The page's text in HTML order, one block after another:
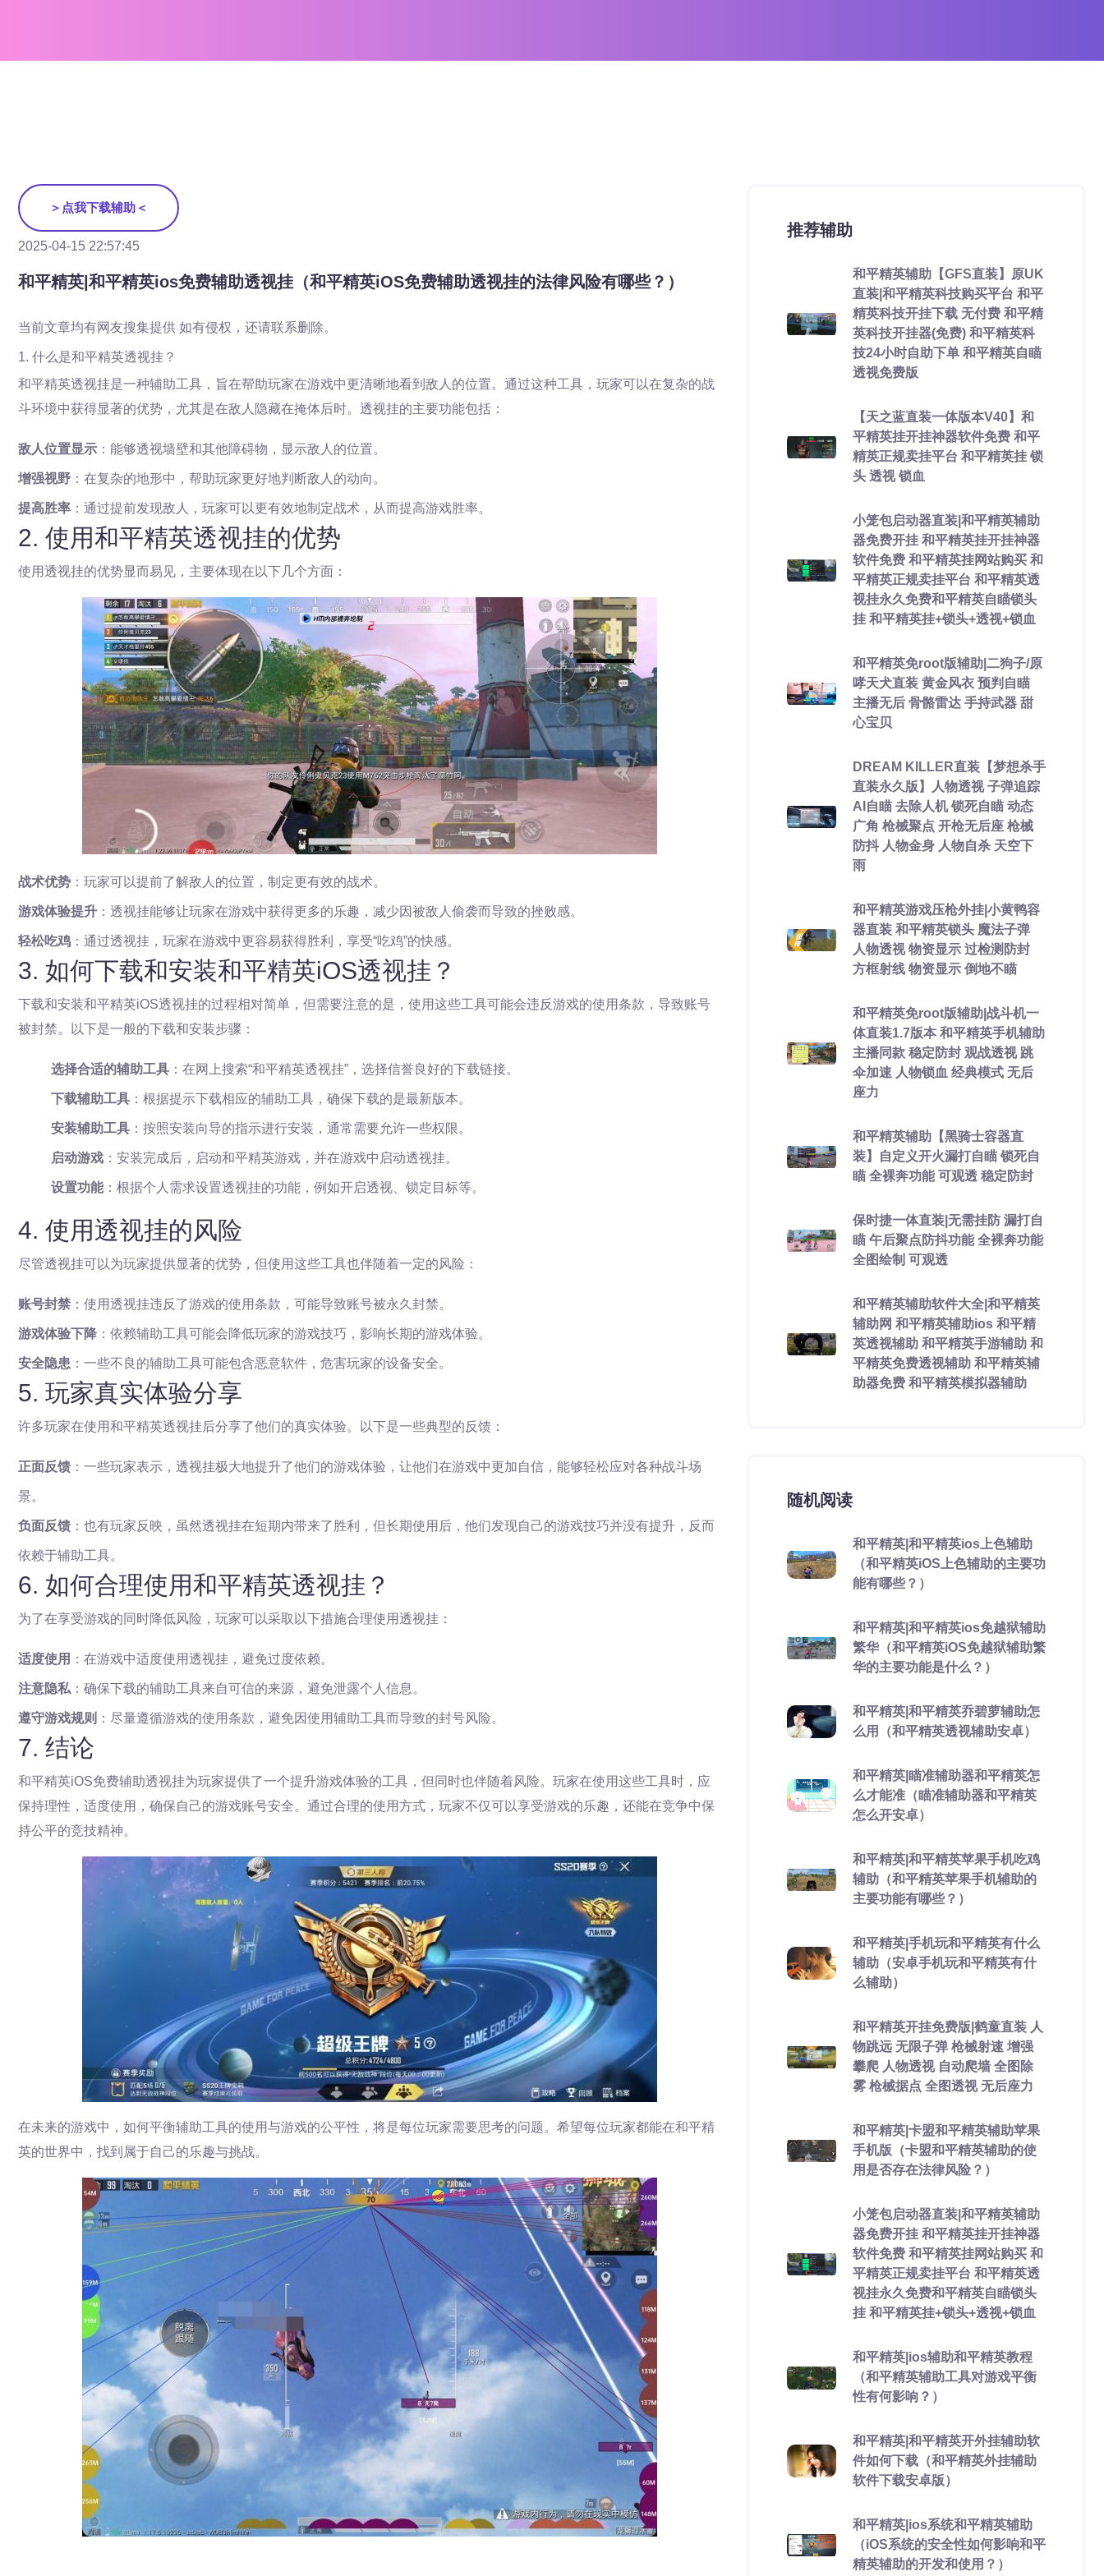
＞点我下载辅助＜
2025-04-15 22:57:45
和平精英|和平精英ios免费辅助透视挂（和平精英iOS免费辅助透视挂的法律风险有哪些？）
当前文章均有网友搜集提供 如有侵权，还请联系删除。
1. 什么是和平精英透视挂？
和平精英透视挂是一种辅助工具，旨在帮助玩家在游戏中更清晰地看到敌人的位置。通过这种工具，玩家可以在复杂的战
斗环境中获得显著的优势，尤其是在敌人隐藏在掩体后时。透视挂的主要功能包括：
敌人位置显示 ：能够透视墙壁和其他障碍物，显示敌人的位置。
增强视野 ：在复杂的地形中，帮助玩家更好地判断敌人的动向。
提高胜率 ：通过提前发现敌人，玩家可以更有效地制定战术，从而提高游戏胜率。
2. 使用和平精英透视挂的优势
使用透视挂的优势显而易见，主要体现在以下几个方面：
战术优势 ：玩家可以提前了解敌人的位置，制定更有效的战术。
游戏体验提升 ：透视挂能够让玩家在游戏中获得更多的乐趣，减少因被敌人偷袭而导致的挫败感。
轻松吃鸡 ：通过透视挂，玩家在游戏中更容易获得胜利，享受“吃鸡”的快感。
3. 如何下载和安装和平精英iOS透视挂？
下载和安装和平精英iOS透视挂的过程相对简单，但需要注意的是，使用这些工具可能会违反游戏的使用条款，导致账号
被封禁。以下是一般的下载和安装步骤：
选择合适的辅助工具 ：在网上搜索“和平精英透视挂”，选择信誉良好的下载链接。
下载辅助工具 ：根据提示下载相应的辅助工具，确保下载的是最新版本。
安装辅助工具 ：按照安装向导的指示进行安装，通常需要允许一些权限。
启动游戏 ：安装完成后，启动和平精英游戏，并在游戏中启动透视挂。
设置功能：根据个人需求设置透视挂的功能，例如开启透视、锁定目标等。
4. 使用透视挂的风险
尽管透视挂可以为玩家提供显著的优势，但使用这些工具也伴随着一定的风险：
账号封禁 ：使用透视挂违反了游戏的使用条款，可能导致账号被永久封禁。
游戏体验下降 ：依赖辅助工具可能会降低玩家的游戏技巧，影响长期的游戏体验。
安全隐患 ：一些不良的辅助工具可能包含恶意软件，危害玩家的设备安全。
5. 玩家真实体验分享
许多玩家在使用和平精英透视挂后分享了他们的真实体验。以下是一些典型的反馈：
正面反馈 ：一些玩家表示，透视挂极大地提升了他们的游戏体验，让他们在游戏中更加自信，能够轻松应对各种战斗场
景。
负面反馈 ：也有玩家反映，虽然透视挂在短期内带来了胜利，但长期使用后，他们发现自己的游戏技巧并没有提升，反而
依赖于辅助工具。
6. 如何合理使用和平精英透视挂？
为了在享受游戏的同时降低风险，玩家可以采取以下措施合理使用透视挂：
适度使用 ：在游戏中适度使用透视挂，避免过度依赖。
注意隐私 ：确保下载的辅助工具来自可信的来源，避免泄露个人信息。
遵守游戏规则 ：尽量遵循游戏的使用条款，避免因使用辅助工具而导致的封号风险。
7. 结论
和平精英iOS免费辅助透视挂为玩家提供了一个提升游戏体验的工具，但同时也伴随着风险。玩家在使用这些工具时，应
保持理性，适度使用，确保自己的游戏账号安全。通过合理的使用方式，玩家不仅可以享受游戏的乐趣，还能在竞争中保
持公平的竞技精神。
在未来的游戏中，如何平衡辅助工具的使用与游戏的公平性，将是每位玩家需要思考的问题。希望每位玩家都能在和平精
英的世界中，找到属于自己的乐趣与挑战。
推荐辅助
和平精英辅助【GFS直装】原UK
直装|和平精英科技购买平台 和平
精英科技开挂下载 无付费 和平精
英科技开挂器(免费) 和平精英科
技24小时自助下单 和平精英自瞄
透视免费版
【天之蓝直装一体版本V40】和
平精英挂开挂神器软件免费 和平
精英正规卖挂平台 和平精英挂 锁
头 透视 锁血
小笼包启动器直装|和平精英辅助
器免费开挂 和平精英挂开挂神器
软件免费 和平精英挂网站购买 和
平精英正规卖挂平台 和平精英透
视挂永久免费和平精英自瞄锁头
挂 和平精英挂+锁头+透视+锁血
和平精英免root版辅助|二狗子/原
哮天犬直装 黄金风衣 预判自瞄
主播无后 骨骼雷达 手持武器 甜
心宝贝
DREAM KILLER直装【梦想杀手
直装永久版】人物透视 子弹追踪
AI自瞄 去除人机 锁死自瞄 动态
广角 枪械聚点 开枪无后座 枪械
防抖 人物金身 人物自杀 天空下
雨
和平精英游戏压枪外挂|小黄鸭容
器直装 和平精英锁头 魔法子弹
人物透视 物资显示 过检测防封
方框射线 物资显示 倒地不瞄
和平精英免root版辅助|战斗机一
体直装1.7版本 和平精英手机辅助
主播同款 稳定防封 观战透视 跳
伞加速 人物锁血 经典模式 无后
座力
和平精英辅助【黑骑士容器直
装】自定义开火漏打自瞄 锁死自
瞄 全裸奔功能 可观透 稳定防封
保时捷一体直装|无需挂防 漏打自
瞄 午后聚点防抖功能 全裸奔功能
全图绘制 可观透
和平精英辅助软件大全|和平精英
辅助网 和平精英辅助ios 和平精
英透视辅助 和平精英手游辅助 和
平精英免费透视辅助 和平精英辅
助器免费 和平精英模拟器辅助
随机阅读
和平精英|和平精英ios上色辅助
（和平精英iOS上色辅助的主要功
能有哪些？）
和平精英|和平精英ios免越狱辅助
繁华（和平精英iOS免越狱辅助繁
华的主要功能是什么？）
和平精英|和平精英乔碧萝辅助怎
么用（和平精英透视辅助安卓）
和平精英|瞄准辅助器和平精英怎
么才能准（瞄准辅助器和平精英
怎么开安卓）
和平精英|和平精英苹果手机吃鸡
辅助（和平精英苹果手机辅助的
主要功能有哪些？）
和平精英|手机玩和平精英有什么
辅助（安卓手机玩和平精英有什
么辅助）
和平精英开挂免费版|鹤童直装 人
物跳远 无限子弹 枪械射速 增强
攀爬 人物透视 自动爬墙 全图除
雾 枪械据点 全图透视 无后座力
和平精英|卡盟和平精英辅助苹果
手机版（卡盟和平精英辅助的使
用是否存在法律风险？）
小笼包启动器直装|和平精英辅助
器免费开挂 和平精英挂开挂神器
软件免费 和平精英挂网站购买 和
平精英正规卖挂平台 和平精英透
视挂永久免费和平精英自瞄锁头
挂 和平精英挂+锁头+透视+锁血
和平精英|ios辅助和平精英教程
（和平精英辅助工具对游戏平衡
性有何影响？）
和平精英|和平精英开外挂辅助软
件如何下载（和平精英外挂辅助
软件下载安卓版）
和平精英|ios系统和平精英辅助
（iOS系统的安全性如何影响和平
精英辅助的开发和使用？）